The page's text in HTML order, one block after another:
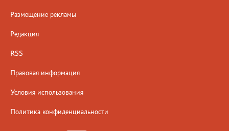
Размещение рекламы
Редакция
RSS
Правовая информация
Условия использования
Политика конфиденциальности